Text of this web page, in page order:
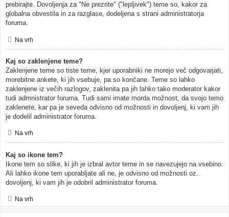
prebirajte. Dovoljenja za "Ne prezrite" ("lepljivek") teme so, kakor za
globalna obvestila in za razglase, dodeljena s strani administratorja
foruma.
Na vrh
Kaj so zaklenjene teme?
Zaklenjene teme so tiste teme, kjer uporabniki ne morejo več odgovarjati,
morebitne ankete, ki jih vsebuje, pa so končane. Teme so lahko
zaklenjene iz večih razlogov, zaklenita pa jih lahko tako moderator kakor
tudi admnistrator foruma. Tudi sami imate morda možnost, da svojo temo
zaklenete, kar pa je seveda odvisno od možnosti in dovoljenj, ki vam jih
je dodelil administrator foruma.
Na vrh
Kaj so ikone tem?
Ikone tem so slike, ki jih je izbral avtor teme in se navezujejo na vsebino.
Ali lahko ikone tem uporabljate ali ne, je odvisno od možnosti oz.
dovoljenj, ki vam jih je odobril administrator foruma.
Na vrh